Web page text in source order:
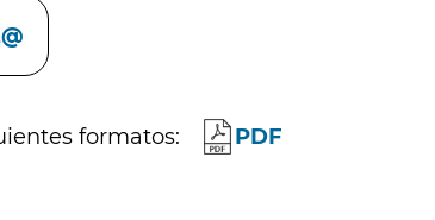
formatos: PDF